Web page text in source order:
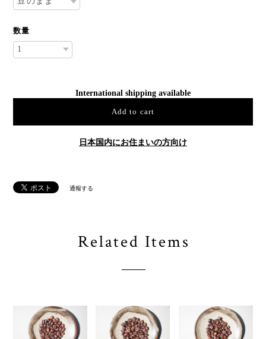
数量
International shipping available
Add to cart
日本国内にお住まいの方向け
通報する
Related Items